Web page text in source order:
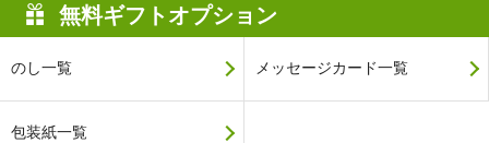
無料ギフトオプション
のし一覧 メッセージカード一覧
包装紙一覧